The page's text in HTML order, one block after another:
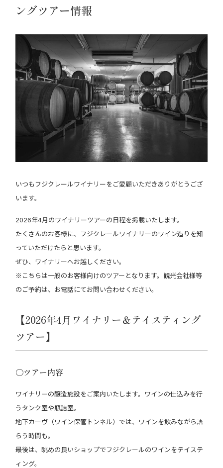
ングツアー情報
いつもフジクレールワイナリーをご愛顧いただきありがとうござ
います。
2026年4月のワイナリーツアーの日程を掲載いたします。
たくさんのお客様に、フジクレールワイナリーのワイン造りを知
っていただけたらと思います。
ぜひ、ワイナリーへお越しください。
※こちらは一般のお客様向けのツアーとなります。観光会社様等
のご予約は、お電話にてお問い合わせください。
【2026年4月ワイナリー＆テイスティング
ツアー】
〇ツアー内容
ワイナリーの醸造施設をご案内いたします。ワインの仕込みを行
うタンク室や瓶詰室。
地下カーヴ（ワイン保管トンネル）では、ワインを飲みながら語
らう時間も。
最後は、眺めの良いショップでフジクレールのワインをテイステ
ィング。